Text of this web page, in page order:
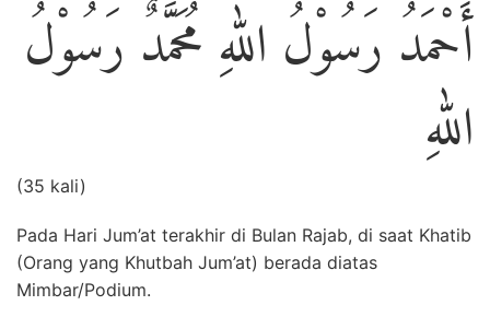
أَحْمَدُ رَسُوْلُ اللهِ مُحَمَّدٌ رَسُوْلُ
اللهِ
(35 kali)
Pada Hari Jum’at terakhir di Bulan Rajab, di saat Khatib
(Orang yang Khutbah Jum’at) berada diatas
Mimbar/Podium.